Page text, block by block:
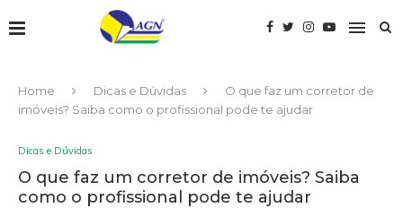
Home Dicas e Dúvidas
O que faz um corretor de
imóveis? Saiba como o profissional pode te ajudar
Dicas e Dúvidas
O que faz um corretor de imóveis? Saiba
como o profissional pode te ajudar